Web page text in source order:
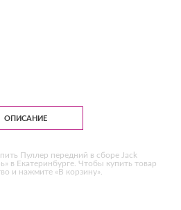
ОПИСАНИЕ
Пуллер передний в сборе Jack
в Екатеринбурге. Чтобы купить товар
и нажмите «В корзину».